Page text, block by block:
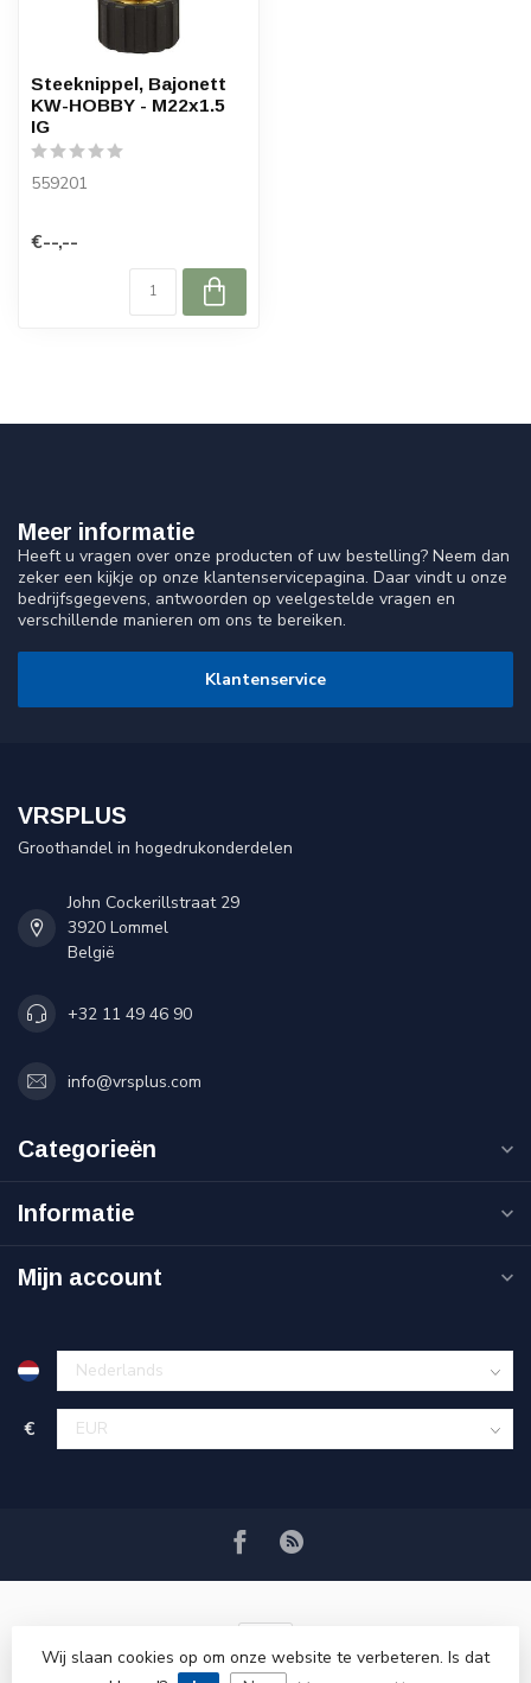
Steeknippel, Bajonett
KW-HOBBY - M22x1.5
IG
559201
€--,--
Meer informatie
Heeft u vragen over onze producten of uw bestelling? Neem dan
zeker een kijkje op onze klantenservicepagina. Daar vindt u onze
bedrijfsgegevens, antwoorden op veelgestelde vragen en
verschillende manieren om ons te bereiken.
Klantenservice
VRSPLUS
Groothandel in hogedrukonderdelen
John Cockerillstraat 29
3920 Lommel
België
+32 11 49 46 90
info@vrsplus.com
Categorieën
Informatie
Mijn account
€
Wij slaan cookies op om onze website te verbeteren. Is dat